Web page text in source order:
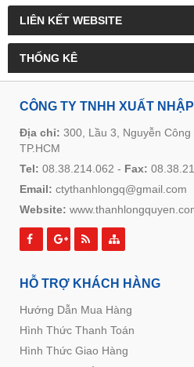
LIÊN KẾT WEBSITE
THỐNG KÊ
CÔNG TY TNHH XUẤT
Địa chỉ: 300, Lầu 3, Nguyễn
TP.HCM
Tel: 08.38.214.062 - Fax:
Email: ctythanhlongq@gmail.com
Website:
HỖ TRỢ KHÁCH HÀNG
Hướng Dẫn Mua Hàng
Hình Thức Thanh Toán
Hình Thức Giao Hàng